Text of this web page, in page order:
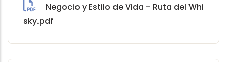
Negocio y Estilo de Vida - Ruta del Whi
sky.pdf